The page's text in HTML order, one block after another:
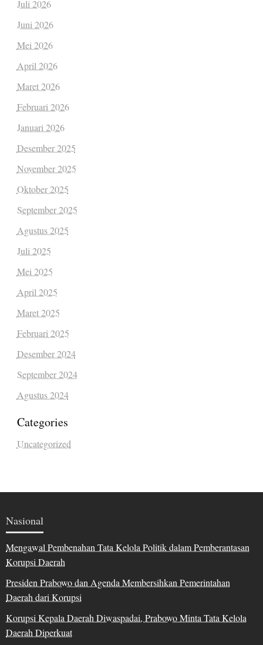
Juli 2026
Juni 2026
Mei 2026
April 2026
Maret 2026
Februari 2026
Januari 2026
Desember 2025
November 2025
Oktober 2025
September 2025
Agustus 2025
Juli 2025
Mei 2025
April 2025
Maret 2025
Februari 2025
Desember 2024
September 2024
Agustus 2024
Categories
Uncategorized
Nasional
Mengawal Pembenahan Tata Kelola Politik dalam Pemberantasan
Korupsi Daerah
Presiden Prabowo dan Agenda Membersihkan Pemerintahan
Daerah dari Korupsi
Korupsi Kepala Daerah Diwaspadai, Prabowo Minta Tata Kelola
Daerah Diperkuat